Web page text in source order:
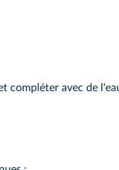
compléter avec de